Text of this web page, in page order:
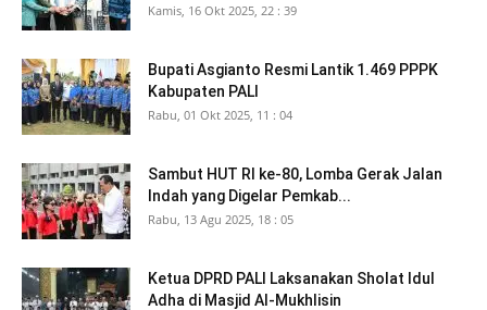
Kamis, 16 Okt 2025, 22 : 39
Bupati Asgianto Resmi Lantik 1.469 PPPK
Kabupaten PALI
Rabu, 01 Okt 2025, 11 : 04
Sambut HUT RI ke-80, Lomba Gerak Jalan
Indah yang Digelar Pemkab...
Rabu, 13 Agu 2025, 18 : 05
Ketua DPRD PALI Laksanakan Sholat Idul
Adha di Masjid Al-Mukhlisin